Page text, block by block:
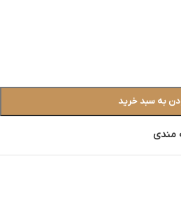
به سبد خرید
مندی